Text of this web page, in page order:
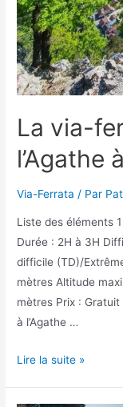
La via-
l’Agathe
Via-Ferrata / Par
Liste des éléments
Durée : 2H à 3H
difficile (TD)/
mètres Altitude
mètres Prix :
à l’Agathe …
La
Lire la suite »